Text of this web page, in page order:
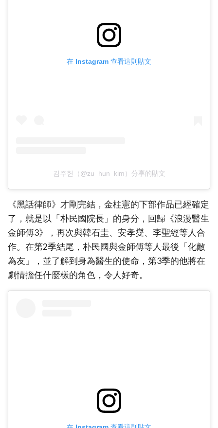
在 Instagram 查看這則貼文
김주헌（@zu_hun_kim）分享的貼文
《黑話律師》才剛完結，金柱憲的下部作品已經確定
了，就是以「朴民國院長」的身分，回歸《浪漫醫生
金師傅3》，再次與韓石圭、安孝燮、李聖經等人合
作。在第2季結尾，朴民國與金師傅等人最後「化敵
為友」，並了解到身為醫生的使命，第3季的他將在
劇情擔任什麼樣的角色，令人好奇。